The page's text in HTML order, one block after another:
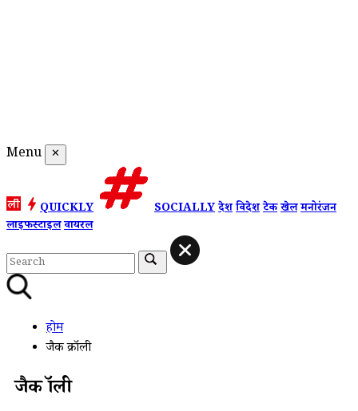
Menu ✕
QUICKLY SOCIALLYदेशविदेशटेकखेलमनोरंजन
लाइफस्टाइलवायरल
होम
जैक क्रॉली
जैक क्रॉली